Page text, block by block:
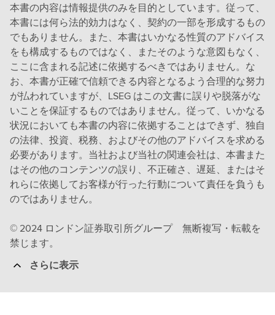
本書の内容は情報提供のみを目的としています。従って、
本書には何ら法的効力はなく、契約の一部を形成するもの
でもありません。また、本書はいかなる性質のアドバイス
をも構成するものではなく、またそのような意図もなく、
ここに含まれる記述に依拠するべきではありません。な
お、本書が正確で信頼できる内容となるよう合理的な努力
が払われていますが、LSEG はこの文書に誤りや脱落がな
いことを保証するものではありません。従って、いかなる
状況においても本書の内容に依拠することはできず、独自
の法律、投資、税務、およびその他のアドバイスを求める
必要があります。当社および当社の関連会社は、本書また
はその他のコンテンツの誤り、不正確さ、遅延、またはそ
れらに依拠してお客様が行った行動について責任を負うも
のではありません。
© 2024 ロンドン証券取引所グループ 無断複写・転載を
禁じます。
さらに表示